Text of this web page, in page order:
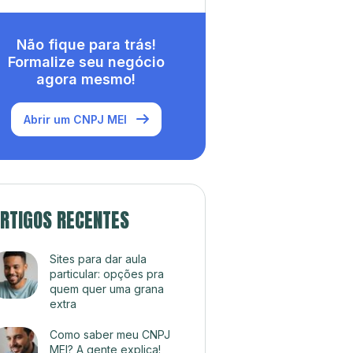
Não fique para trás!
Formalize seu negócio
agora mesmo!
Abrir um CNPJ MEI
RECENTES
Sites para dar aula
particular: opções pra
quem quer uma grana
extra
Como saber meu CNPJ
MEI? A gente explica!